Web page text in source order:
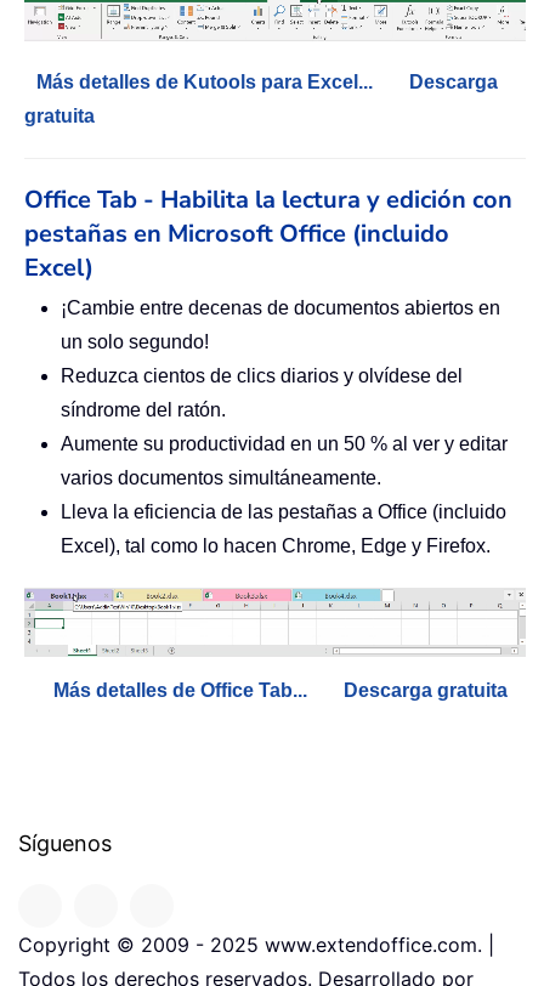
Más detalles de Kutools para Excel...
Descarga
gratuita
Office Tab - Habilita la lectura y edición con
pestañas en Microsoft Office (incluido
Excel)
¡Cambie entre decenas de documentos abiertos en
un solo segundo!
Reduzca cientos de clics diarios y olvídese del
síndrome del ratón.
Aumente su productividad en un 50 % al ver y editar
varios documentos simultáneamente.
Lleva la eficiencia de las pestañas a Office (incluido
Excel), tal como lo hacen Chrome, Edge y Firefox.
Más detalles de Office Tab... Descarga gratuita
Síguenos
Copyright © 2009 - 2025 www.extendoffice.com. |
Todos los derechos reservados. Desarrollado por